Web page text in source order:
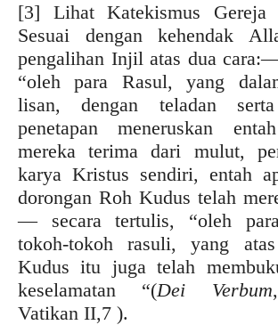
[3] Lihat Katekismus
Sesuai dengan kehendak
pengalihan Injil atas dua
“oleh para Rasul, yang
lisan, dengan teladan serta
penetapan meneruskan
mereka terima dari mulut,
karya Kristus sendiri, entah
dorongan Roh Kudus telah
— secara tertulis, “oleh
tokoh-tokoh rasuli, yang
Kudus itu juga telah
keselamatan “(Dei Verbum
Vatikan II,7 ).